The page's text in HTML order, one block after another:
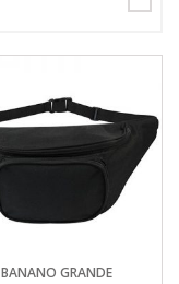
BANANO GRANDE